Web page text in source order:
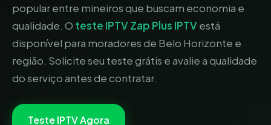
popular entre mineiros que buscam economia e
qualidade. O teste IPTVZap Plus IPTVestá
disponível para moradores de Belo Horizonte e
região. Solicite seu teste grátis e avalie a qualidade
do serviço antes de contratar.
Teste IPTV Agora